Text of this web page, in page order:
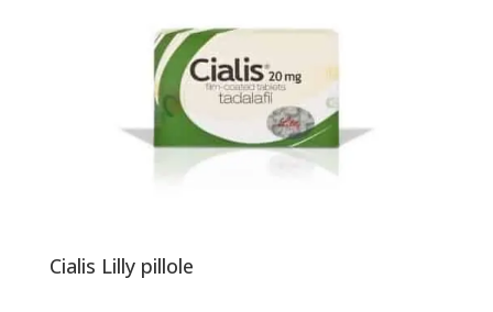
Cialis Lilly pillole